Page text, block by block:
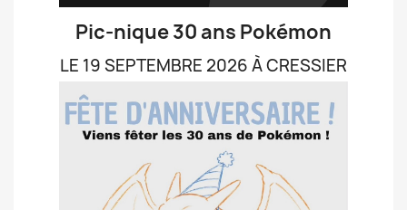
Pic-nique 30 ans Pokémon
LE 19 SEPTEMBRE 2026 À CRESSIER